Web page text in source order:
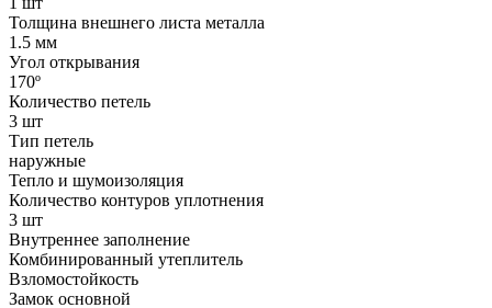
Толщина внешнего листа металла
1.5 мм
Угол открывания
170º
Количество петель
3 шт
Тип петель
наружные
Тепло и шумоизоляция
Количество контуров уплотнения
3 шт
Внутреннее заполнение
Комбинированный утеплитель
Взломостойкость
Замок основной